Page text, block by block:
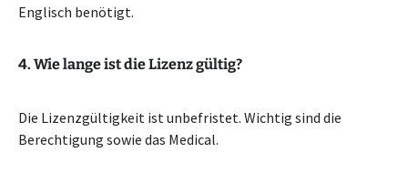
Englisch benötigt.
4. Wie lange ist die Lizenz gültig?
Die Lizenzgültigkeit ist unbefristet. Wichtig sind die
Berechtigung sowie das Medical.